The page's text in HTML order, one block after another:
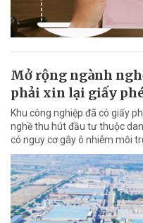
Mở rộng ngành
phải xin lại giấy
Khu công nghiệp đã có giấy
nghề thu hút đầu tư thuộc
có nguy cơ gây ô nhiễm môi